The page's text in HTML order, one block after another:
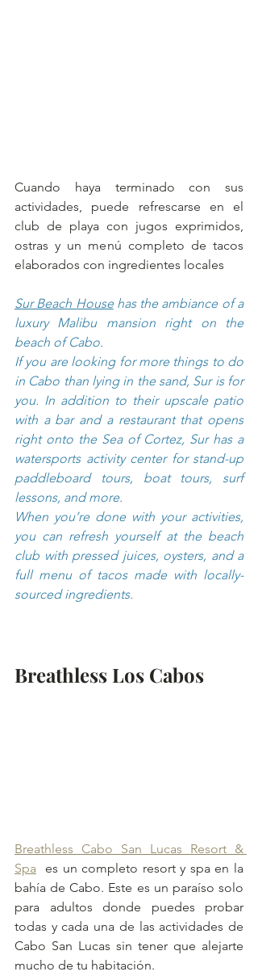
Cuando haya terminado con sus
actividades, puede refrescarse en el
club de playa con jugos exprimidos,
ostras y un menú completo de tacos
elaborados con ingredientes locales
Sur Beach House has the ambiance of a
luxury Malibu mansion right on the
beach of Cabo.
If you are looking for more things to do
in Cabo than lying in the sand, Sur is for
you. In addition to their upscale patio
with a bar and a restaurant that opens
right onto the Sea of Cortez, Sur has a
watersports activity center for stand-up
paddleboard tours, boat tours, surf
lessons, and more.
When you’re done with your activities,
you can refresh yourself at the beach
club with pressed juices, oysters, and a
full menu of tacos made with locally-
sourced ingredients.
Breathless Los Cabos
Breathless Cabo San Lucas Resort &
Spa
  es un completo resort y spa en la
bahía de Cabo. Este es un paraíso solo
para adultos donde puedes probar
todas y cada una de las actividades de
Cabo San Lucas sin tener que alejarte
mucho de tu habitación.